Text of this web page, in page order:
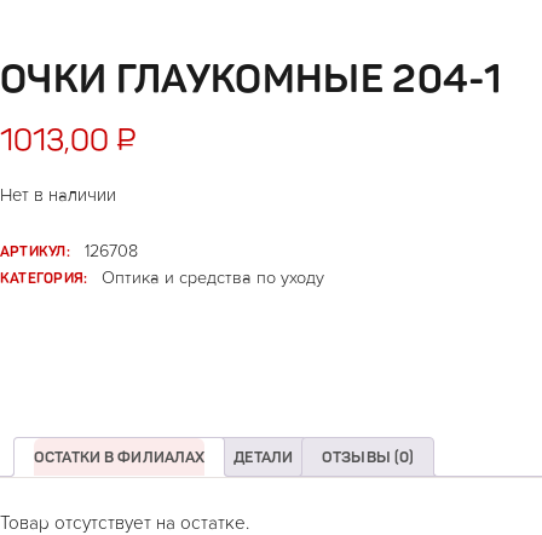
ОЧКИ ГЛАУКОМНЫЕ 204-1
1013,00 ₽
Нет в наличии
АРТИКУЛ:
126708
КАТЕГОРИЯ:
Оптика и средства по уходу
ОСТАТКИ В ФИЛИАЛАХ ДЕТАЛИ ОТЗЫВЫ (0)
Товар отсутствует на остатке.